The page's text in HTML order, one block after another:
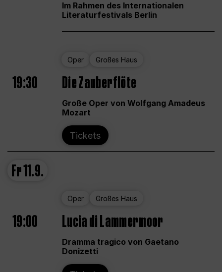
Im Rahmen des Internationalen
Literaturfestivals Berlin
Oper Großes Haus
19:30 Die Zauberflöte
Große Oper von Wolfgang Amadeus
Mozart
Tickets
Fr11.9.
Oper Großes Haus
19:00 Lucia di Lammermoor
Dramma tragico von Gaetano
Donizetti